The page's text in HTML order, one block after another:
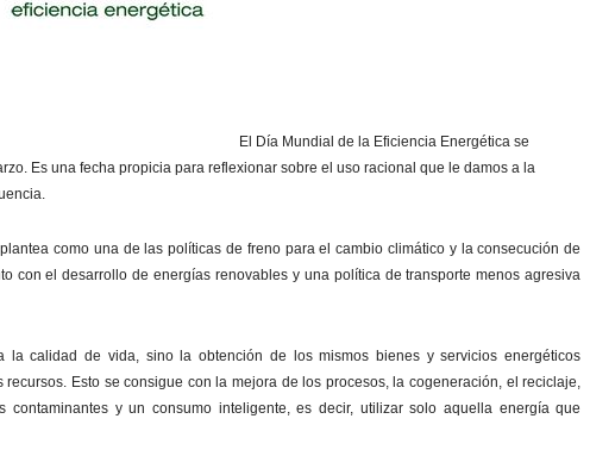
El Día Mundial de la Eficiencia Energética se
Es una fecha propicia para reflexionar sobre el uso racional que le damos a la
como una de las políticas de freno para el cambio climático y la consecución de
con el desarrollo de energías renovables y una política de transporte menos agresiva
la calidad de vida, sino la obtención de los mismos bienes y servicios energéticos
Esto se consigue con la mejora de los procesos, la cogeneración, el reciclaje,
contaminantes y un consumo inteligente, es decir, utilizar solo aquella energía que